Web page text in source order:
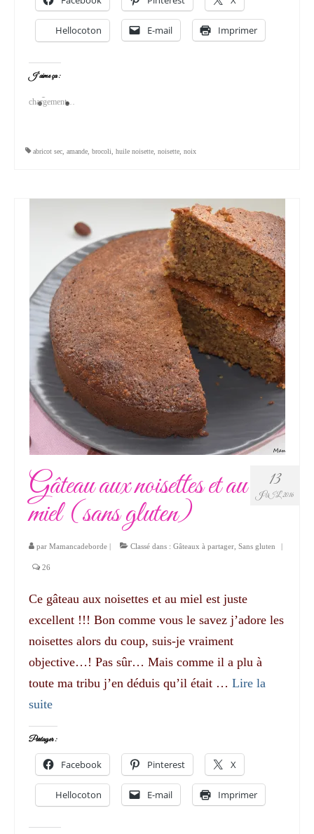
Hellocoton E-mail Imprimer
J’aime ça :
chargement…
abricot sec amande brocoli huile noisette noisette noix
13
JUIL 2016
Gâteau aux noisettes et au
miel (sans gluten)
par Mamancadeborde | Classé dans : Gâteaux à partager Sans gluten |
26
Ce gâteau aux noisettes et au miel est juste
excellent !!! Bon comme vous le savez j’adore les
noisettes alors du coup, suis-je vraiment
objective…! Pas sûr… Mais comme il a plu à
toute ma tribu j’en déduis qu’il était … Lire la
suite­­
Partager :
Facebook Pinterest X
Hellocoton E-mail Imprimer